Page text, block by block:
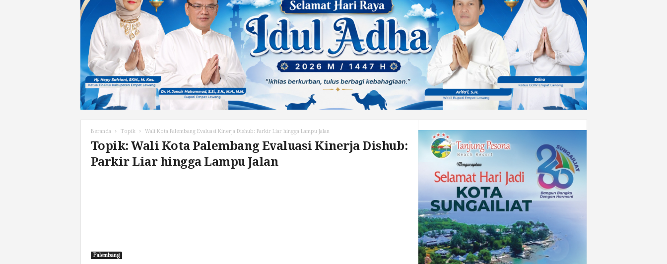
Beranda Topik Wali Kota Palembang Evaluasi Kinerja Dishub: Parkir Liar hingga Lampu Jalan
Topik: Wali Kota Palembang Evaluasi Kinerja Dishub:
Parkir Liar hingga Lampu Jalan
Palembang